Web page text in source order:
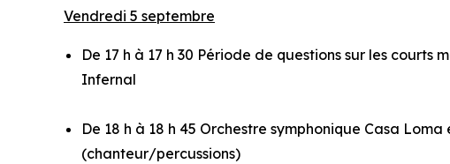
Vendredi 5 septembre
De 17 h à 17 h 30 Période de questions sur les
Infernal
De 18 h à 18 h 45 Orchestre symphonique Casa
(chanteur/percussions)